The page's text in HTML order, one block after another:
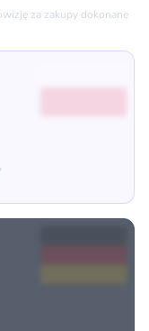
za zakupy dokonane